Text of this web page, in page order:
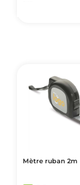
Mètre ruban 2m